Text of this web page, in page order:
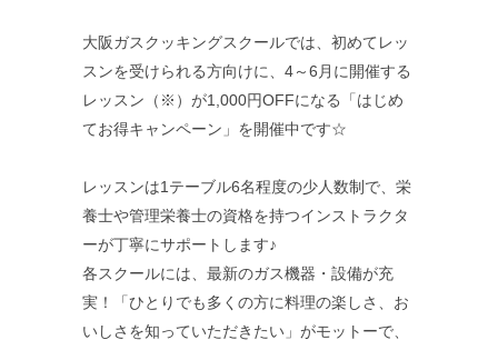
大阪ガスクッキングスクールでは、初めてレッ
スンを受けられる方向けに、4～6月に開催する
レッスン（※）が1,000円OFFになる「はじめ
てお得キャンペーン」を開催中です☆
レッスンは1テーブル6名程度の少人数制で、栄
養士や管理栄養士の資格を持つインストラクタ
ーが丁寧にサポートします♪
各スクールには、最新のガス機器・設備が充
実！「ひとりでも多くの方に料理の楽しさ、お
いしさを知っていただきたい」がモットーで、